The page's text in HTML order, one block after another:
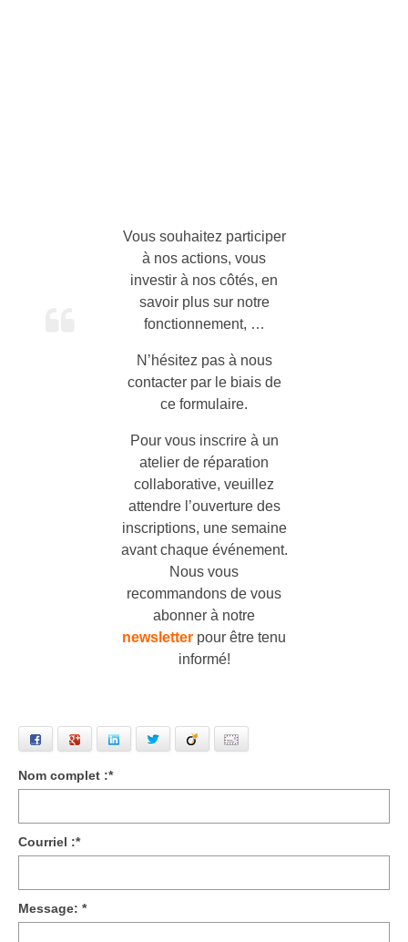
Vous souhaitez participer
à nos actions, vous
investir à nos côtés, en
savoir plus sur notre
fonctionnement, …
N’hésitez pas à nous
contacter par le biais de
ce formulaire.
Pour vous inscrire à un
atelier de réparation
collaborative, veuillez
attendre l’ouverture des
inscriptions, une semaine
avant chaque événement.
Nous vous
recommandons de vous
abonner à notre
newsletter pour être tenu
informé!
Facebook Google+ LinkedIn Twitter Viadeo
Nom complet :*
Courriel :*
Message: *